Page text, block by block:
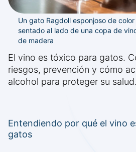
Un gato Ragdoll esponjoso de
sentado al lado de una copa de
de madera
El vino es tóxico para gatos.
riesgos, prevención y cómo
alcohol para proteger su salud.
Entendiendo por qué el vino
gatos